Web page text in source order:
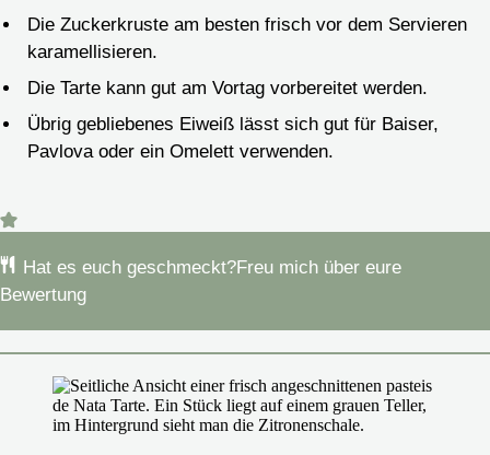
Die Zuckerkruste am besten frisch vor dem Servieren
karamellisieren.
Die Tarte kann gut am Vortag vorbereitet werden.
Übrig gebliebenes Eiweiß lässt sich gut für Baiser,
Pavlova oder ein Omelett verwenden.
Hat es euch geschmeckt?Freu mich über eure
Bewertung